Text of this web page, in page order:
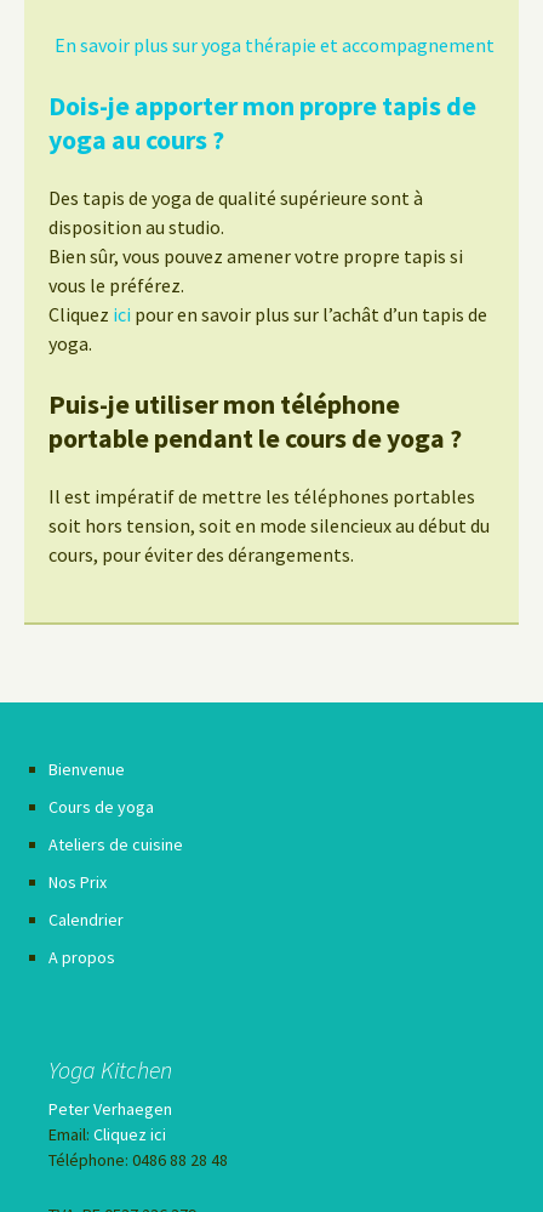
En savoir plus sur yoga thérapie et accompagnement
Dois-je apporter mon propre tapis de
yoga au cours ?
Des tapis de yoga de qualité supérieure sont à
disposition au studio.
Bien sûr, vous pouvez amener votre propre tapis si
vous le préférez.
Cliquez ici pour en savoir plus sur l’achât d’un tapis de
yoga.
Puis-je utiliser mon téléphone
portable pendant le cours de yoga ?
Il est impératif de mettre les téléphones portables
soit hors tension, soit en mode silencieux au début du
cours, pour éviter des dérangements.
Bienvenue
Cours de yoga
Ateliers de cuisine
Nos Prix
Calendrier
A propos
Yoga Kitchen
Peter Verhaegen
Email: Cliquez ici
Téléphone: 0486 88 28 48